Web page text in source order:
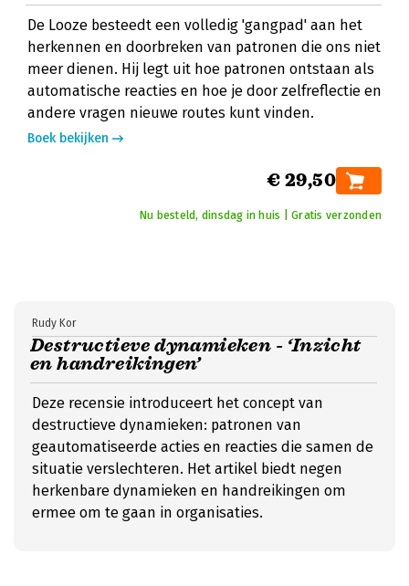
De Looze besteedt een volledig 'gangpad' aan het
herkennen en doorbreken van patronen die ons niet
meer dienen. Hij legt uit hoe patronen ontstaan als
automatische reacties en hoe je door zelfreflectie en
andere vragen nieuwe routes kunt vinden.
Boek bekijken
€ 29,50
Nu besteld, dinsdag in huis | Gratis verzonden
Destructieve dynamieken - ‘Inzicht
en handreikingen’
Rudy Kor
Deze recensie introduceert het concept van
destructieve dynamieken: patronen van
geautomatiseerde acties en reacties die samen de
situatie verslechteren. Het artikel biedt negen
herkenbare dynamieken en handreikingen om
ermee om te gaan in organisaties.